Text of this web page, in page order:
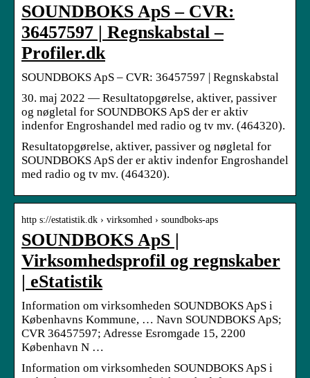
SOUNDBOKS ApS – CVR:
36457597 | Regnskabstal –
Profiler.dk
SOUNDBOKS ApS – CVR: 36457597 | Regnskabstal
30. maj 2022 — Resultatopgørelse, aktiver, passiver
og nøgletal for SOUNDBOKS ApS der er aktiv
indenfor Engroshandel med radio og tv mv. (464320).
Resultatopgørelse, aktiver, passiver og nøgletal for
SOUNDBOKS ApS der er aktiv indenfor Engroshandel
med radio og tv mv. (464320).
http s://estatistik.dk › virksomhed › soundboks-aps
SOUNDBOKS ApS |
Virksomhedsprofil og regnskaber
| eStatistik
Information om virksomheden SOUNDBOKS ApS i
Københavns Kommune, … Navn SOUNDBOKS ApS;
CVR 36457597; Adresse Esromgade 15, 2200
København N …
Information om virksomheden SOUNDBOKS ApS i